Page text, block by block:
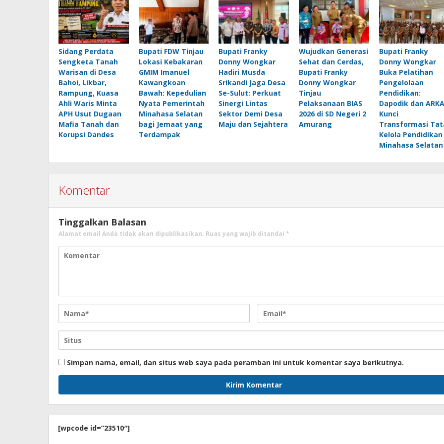
Sidang Perdata
Sengketa Tanah
Warisan di Desa
Bahoi, Likbar,
Rampung, Kuasa
Ahli Waris Minta
APH Usut Dugaan
Mafia Tanah dan
Korupsi Dandes
Bupati FDW Tinjau
Lokasi Kebakaran
GMIM Imanuel
Kawangkoan
Bawah: Kepedulian
Nyata Pemerintah
Minahasa Selatan
bagi Jemaat yang
Terdampak
Bupati Franky
Donny Wongkar
Hadiri Musda
Srikandi Jaga Desa
Se-Sulut: Perkuat
Sinergi Lintas
Sektor Demi Desa
Maju dan Sejahtera
Wujudkan Generasi
Sehat dan Cerdas,
Bupati Franky
Donny Wongkar
Tinjau
Pelaksanaan BIAS
2026 di SD Negeri 2
Amurang
Bupati Franky
Donny Wongkar
Buka Pelatihan
Pengelolaan
Pendidikan:
Dapodik dan
Kunci
Transformasi
Kelola Pendidikan
Minahasa Selatan
Komentar
Tinggalkan Balasan
Alamat email Anda tidak akan dipublikasikan. Ruas yang wajib ditandai *
Simpan nama, email, dan situs web saya pada peramban ini untuk komentar saya berikutnya.
[wpcode id=”23510″]